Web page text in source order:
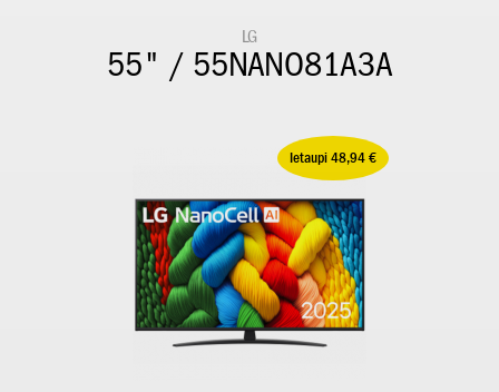
LG
55" / 55NANO81A3A
Ietaupi 48,94 €